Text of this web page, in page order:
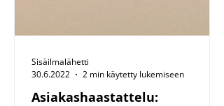
Asiakashaastattelu:
Sisäilmalähetti
30.6.2022
2 min käytetty lukemiseen